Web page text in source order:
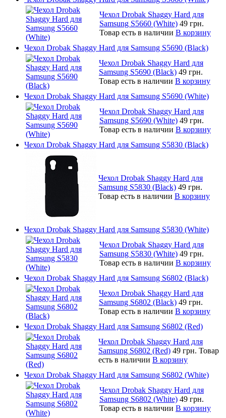
Чехол Drobak Shaggy Hard для
Samsung S5660 (White) 49 грн.
Товар есть в наличии В корзину
Чехол Drobak Shaggy Hard для Samsung S5690 (Black)
Чехол Drobak Shaggy Hard для
Samsung S5690 (Black) 49 грн.
Товар есть в наличии В корзину
Чехол Drobak Shaggy Hard для Samsung S5690 (White)
Чехол Drobak Shaggy Hard для
Samsung S5690 (White) 49 грн.
Товар есть в наличии В корзину
Чехол Drobak Shaggy Hard для Samsung S5830 (Black)
Чехол Drobak Shaggy Hard для
Samsung S5830 (Black) 49 грн.
Товар есть в наличии В корзину
Чехол Drobak Shaggy Hard для Samsung S5830 (White)
Чехол Drobak Shaggy Hard для
Samsung S5830 (White) 49 грн.
Товар есть в наличии В корзину
Чехол Drobak Shaggy Hard для Samsung S6802 (Black)
Чехол Drobak Shaggy Hard для
Samsung S6802 (Black) 49 грн.
Товар есть в наличии В корзину
Чехол Drobak Shaggy Hard для Samsung S6802 (Red)
Чехол Drobak Shaggy Hard для
Samsung S6802 (Red) 49 грн. Товар
есть в наличии В корзину
Чехол Drobak Shaggy Hard для Samsung S6802 (White)
Чехол Drobak Shaggy Hard для
Samsung S6802 (White) 49 грн.
Товар есть в наличии В корзину